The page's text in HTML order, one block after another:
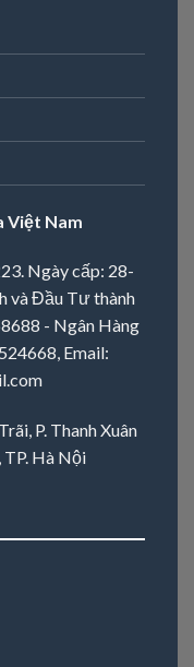
Việt Nam
Ngày cấp: 28-
và Đầu Tư thành
- Ngân Hàng
, Email:
P. Thanh Xuân
TP. Hà Nội